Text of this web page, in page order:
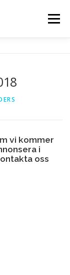
Meny
vi kommer
i
oss